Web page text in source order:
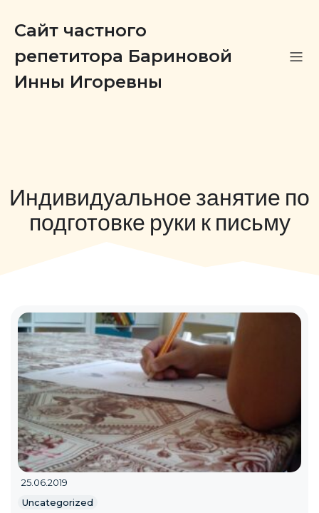
Сайт частного
репетитора Бариновой
Инны Игоревны
Индивидуальное занятие по
подготовке руки к письму
25.06.2019
Uncategorized